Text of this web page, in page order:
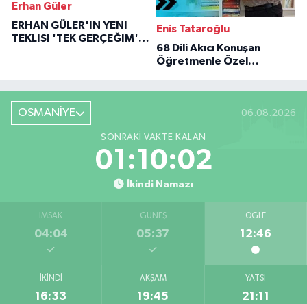
Erhan Güler
ERHAN GÜLER'IN YENI
TEKLISI 'TEK GERÇEĞIM'LE
Enis Tataroğlu
68 Dili Akıcı Konuşan
Öğretmenle Özel
OSMANİYE 06.08.2026
SONRAKI VAKTE KALAN
01:10:01
İkindi Namazı
İMSAK
04:04
GÜNEŞ
05:37
ÖĞLE
12:46
İKINDI
16:33
AKŞAM
19:45
YATSI
21:11